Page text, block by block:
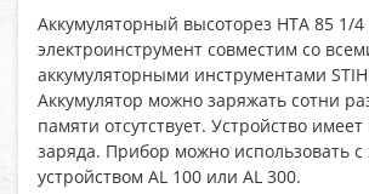
Аккумуляторный высоторез HTA 85 1/4
электроинструмент совместим со
аккумуляторными инструментами
Аккумулятор можно заряжать сотни
памяти отсутствует. Устройство
заряда. Прибор можно использовать
устройством AL 100 или AL 300.